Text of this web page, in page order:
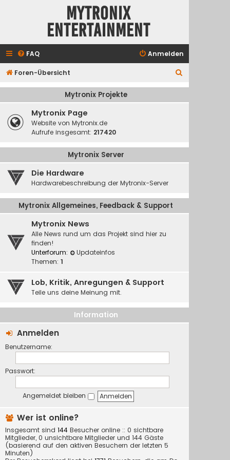
Mytronix
Entertainment
FAQ Anmelden
Foren-Übersicht
u
Mytronix Projekte
Mytronix Page
Website von Mytronix.de
Aufrufe insgesamt: 217420
Mytronix Server
Die Hardware
Hardwarebeschreibung der Mytronix-Server
Mytronix Allgemeines, Feedback & Support
Mytronix News
Alle News rund um das Projekt sind hier zu
finden!
Unterforum:
Updateinfos
Themen: 1
Lob, Kritik, Anregungen & Support
Teile uns deine Meinung mit.
Information
Anmelden
Benutzername:
Passwort:
Angemeldet bleiben
Wer ist online?
Insgesamt sind 144 Besucher online :: 0 sichtbare
Mitglieder, 0 unsichtbare Mitglieder und 144 Gäste
(basierend auf den aktiven Besuchern der letzten 5
Minuten)